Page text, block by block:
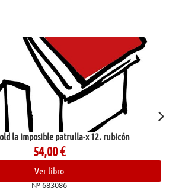
la imposible patrulla-x 12. rubicón
54,00€
Ver libro
Nº 683086